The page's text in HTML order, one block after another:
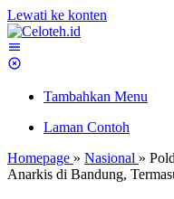
Lewati ke konten
Tambahkan Menu
Laman Contoh
Homepage » Nasional »
Anarkis di Bandung,